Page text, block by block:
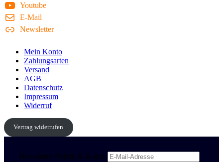
Youtube
E-Mail
Newsletter
Mein Konto
Zahlungsarten
Versand
AGB
Datenschutz
Impressum
Widerruf
Vertrag widerrufen
Newsletter Politik & Kultur